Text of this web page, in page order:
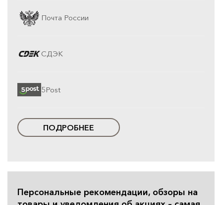
Почта России
СДЭК
5Post
ПОДРОБНЕЕ
Персональные рекомендации, обзоры на